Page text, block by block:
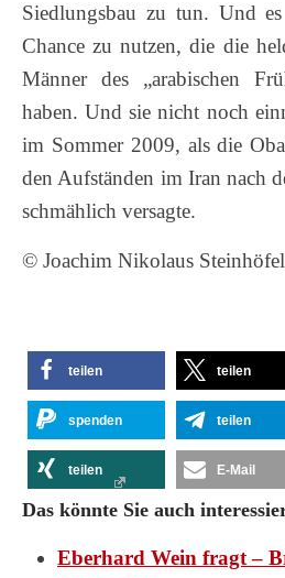
Siedlungsbau zu tun. Und
Chance zu nutzen, die die
Männer des „arabischen
haben. Und sie nicht noch
im Sommer 2009, als die
den Aufständen im Iran nach
schmählich versagte.
© Joachim Nikolaus
teilen teilen
spenden teilen
teilen E-Mail
Das könnte Sie auch
Eberhard Wein fragt –